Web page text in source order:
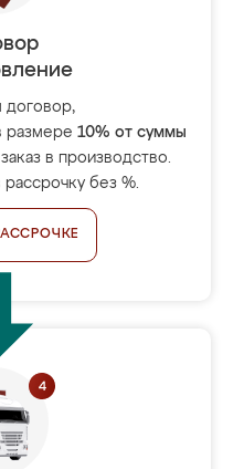
договор,
размере 10% от суммы
в производство.
без %.